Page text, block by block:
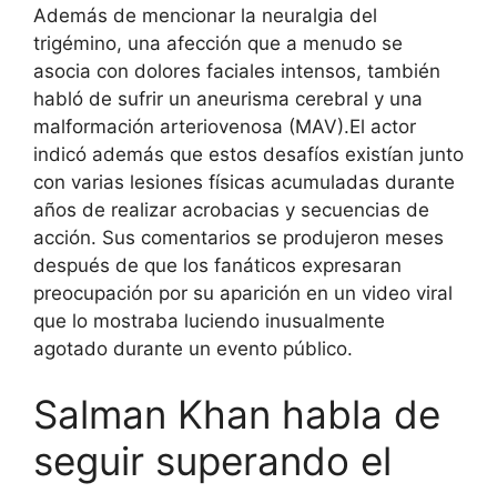
Además de mencionar la neuralgia del
trigémino, una afección que a menudo se
asocia con dolores faciales intensos, también
habló de sufrir un aneurisma cerebral y una
malformación arteriovenosa (MAV).El actor
indicó además que estos desafíos existían junto
con varias lesiones físicas acumuladas durante
años de realizar acrobacias y secuencias de
acción. Sus comentarios se produjeron meses
después de que los fanáticos expresaran
preocupación por su aparición en un video viral
que lo mostraba luciendo inusualmente
agotado durante un evento público.
Salman Khan habla de
seguir superando el